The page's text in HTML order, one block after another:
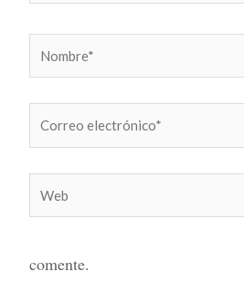
electrónico*
comente.